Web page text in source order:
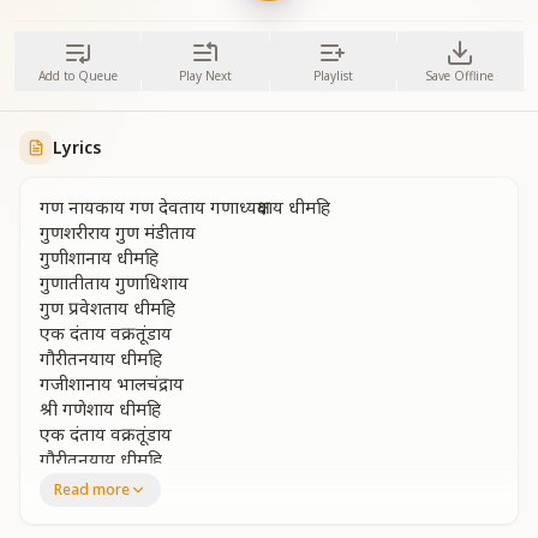
Add to Queue Play Next Playlist Save Offline
Lyrics
गण नायकाय गण देवताय गणाध्यक्षयाय धीमहि
गुणशरीराय गुण मंडीताय
गुणीशानाय धीमहि
गुणातीताय गुणाधिशाय
गुण प्रवेशताय धीमहि
एक दंताय वक्रतूंडाय
गौरीतनयाय धीमहि
गजीशानाय भालचंद्राय
श्री गणेशाय धीमहि
एक दंताय वक्रतूंडाय
गौरीतनयाय धीमहि
गजीशानाय भालचंद्राय
Read more